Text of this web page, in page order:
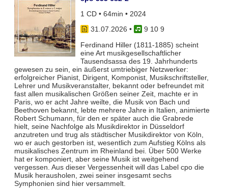
1 CD • 64min • 2024
31.07.2026 •
9 10 9
Ferdinand Hiller (1811-1885) scheint
eine Art musikgesellschaftlicher
Tausendsassa des 19. Jahrhunderts
gewesen zu sein, ein äußerst umtriebiger Netzwerker:
erfolgreicher Pianist, Dirigent, Komponist, Musikschriftsteller,
Lehrer und Musikveranstalter, bekannt oder befreundet mit
fast allen musikalischen Größen seiner Zeit, machte er in
Paris, wo er acht Jahre weilte, die Musik von Bach und
Beethoven bekannt, lebte mehrere Jahre in Italien, animierte
Robert Schumann, für den er später auch die Grabrede
hielt, seine Nachfolge als Musikdirektor in Düsseldorf
anzutreten und trug als städtischer Musikdirektor von Köln,
wo er auch gestorben ist, wesentlich zum Aufstieg Kölns als
musikalisches Zentrum im Rheinland bei. Über 500 Werke
hat er komponiert, aber seine Musik ist weitgehend
vergessen. Aus dieser Vergessenheit will das Label cpo die
Musik herausholen, zwei seiner insgesamt sechs
Symphonien sind hier versammelt.